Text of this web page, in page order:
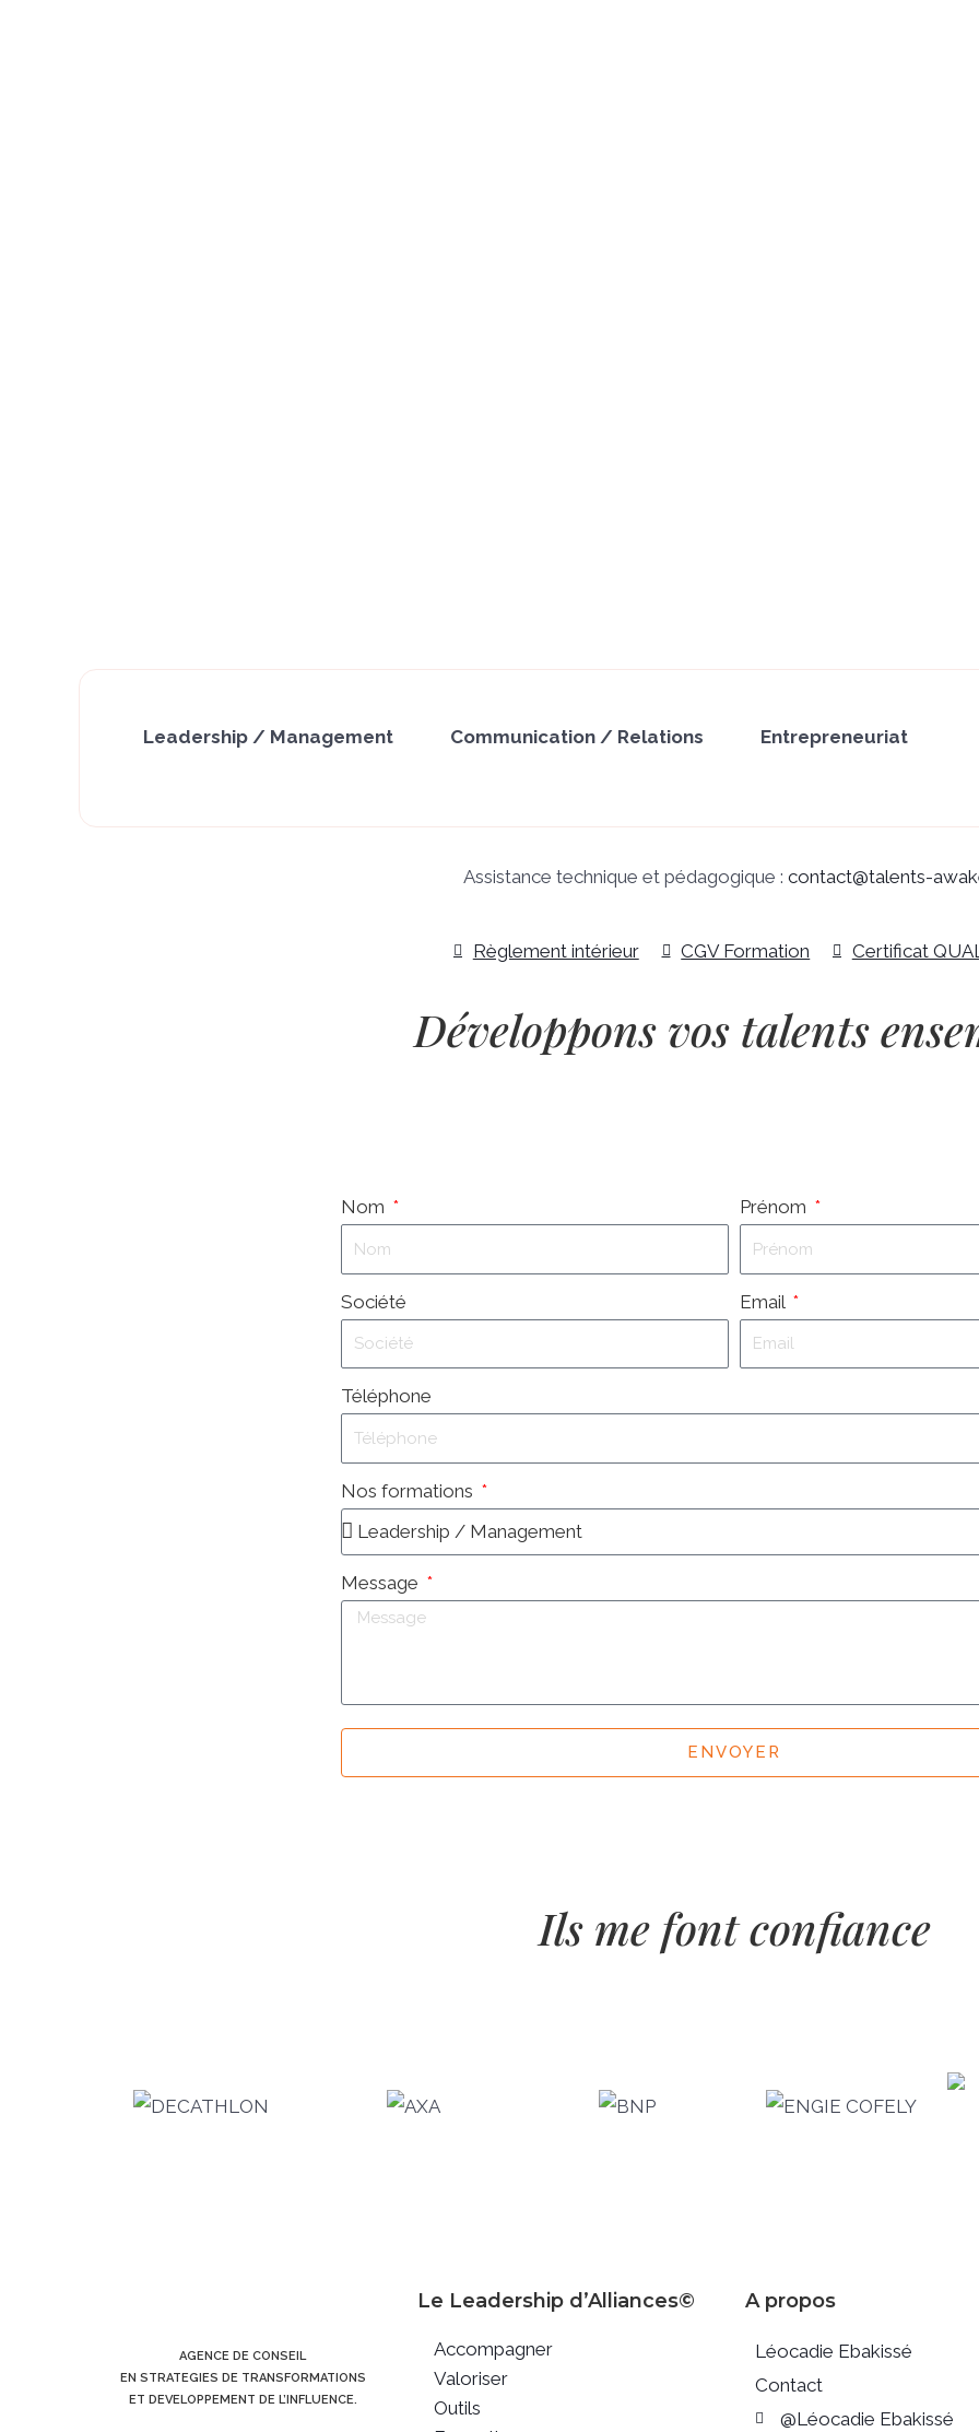
Leadership / Management Communication / Relations Entrepreneuriat
Assistance technique et pédagogique : contact@talents-
Règlement intérieur CGV Formation Certificat
Développons vos talents
Nom Prénom
Société Email
Téléphone
Nos formations
Message
ENVOYER
Ils me font confiance
AGENCE DE CONSEIL
EN STRATEGIES DE TRANSFORMATIONS
ET DEVELOPPEMENT DE L’INFLUENCE.
Le Leadership d’Alliances©
Accompagner
Valoriser
Outils
A propos
Léocadie Ebakissé
Contact
@Léocadie Ebakissé